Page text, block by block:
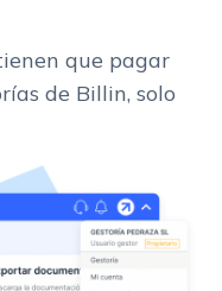
que pagar
de Billin, solo